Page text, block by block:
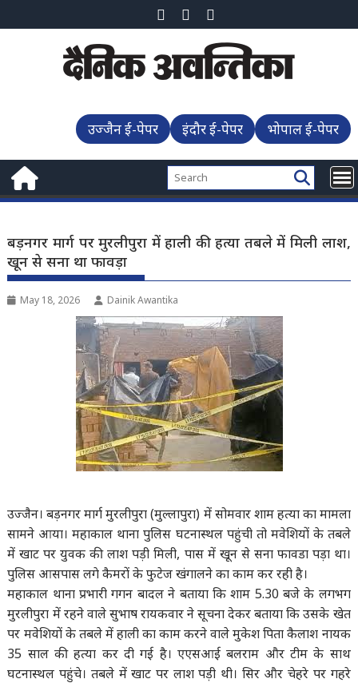
to
उज्जैन ई-पेपर इंदौर ई-पेपर भोपाल ई-पेपर
बड़नगर मार्ग पर मुरलीपुरा में हाली की हत्या तबले में मिली लाश,
खून से सना था फावड़ा
May 18, 2026 Dainik Awantika
उज्जैन। बड़नगर मार्ग मुरलीपुरा (मुल्लापुरा) में सोमवार शाम हत्या का मामला
सामने आया। महाकाल थाना पुलिस घटनास्थल पहुंची तो मवेशियों के तबले
में खाट पर युवक की लाश पड़ी मिली, पास में खून से सना फावडा पड़ा था।
पुलिस आसपास लगे कैमरों के फुटेज खंगालने का काम कर रही है।
महाकाल थाना प्रभारी गगन बादल ने बताया कि शाम 5.30 बजे के लगभग
मुरलीपुरा में रहने वाले सुभाष रायकवार ने सूचना देकर बताया कि उसके खेत
पर मवेशियों के तबले में हाली का काम करने वाले मुकेश पिता कैलाश नायक
35 साल की हत्या कर दी गई है। एएसआई बलराम और टीम के साथ
घटनास्थल पहुंचे। तबले में खाट पर लाश पड़ी थी। सिर और चेहरे पर गहरे